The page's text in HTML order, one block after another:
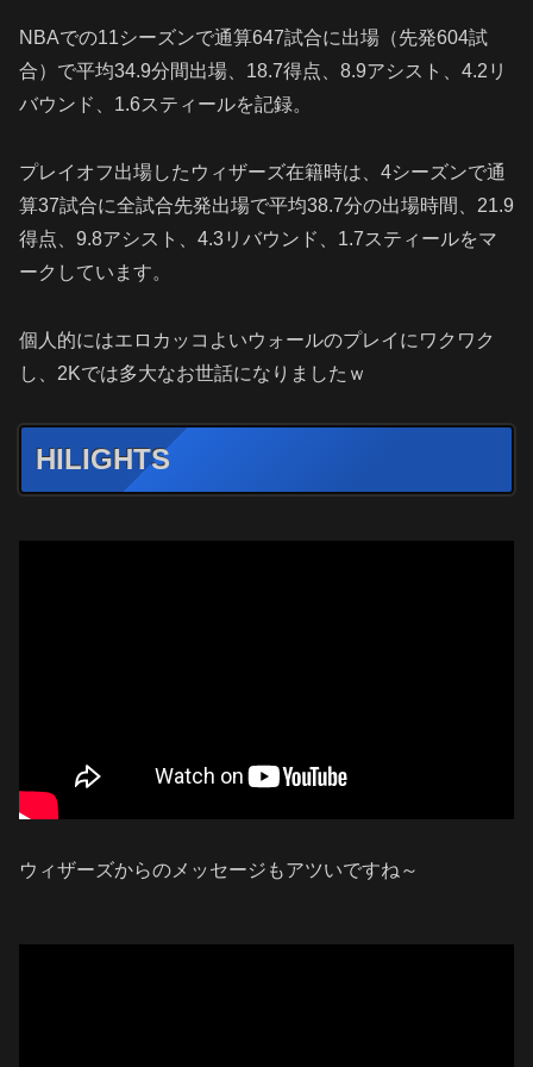
NBAでの11シーズンで通算647試合に出場（先発604試
合）で平均34.9分間出場、18.7得点、8.9アシスト、4.2リ
バウンド、1.6スティールを記録。
プレイオフ出場したウィザーズ在籍時は、4シーズンで通
算37試合に全試合先発出場で平均38.7分の出場時間、21.9
得点、9.8アシスト、4.3リバウンド、1.7スティールをマ
ークしています。
個人的にはエロカッコよいウォールのプレイにワクワク
し、2Kでは多大なお世話になりましたｗ
HILIGHTS
ウィザーズからのメッセージもアツいですね～